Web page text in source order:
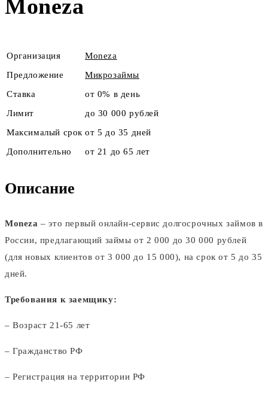
Moneza
Организация
Moneza
Предложение
Микрозаймы
Ставка
от 0% в день
Лимит
до 30 000 рублей
Максималый срок от 5 до 35 дней
Дополнительно
от 21 до 65 лет
Описание
Moneza – это первый онлайн-сервис долгосрочных займов в
России, предлагающий займы от 2 000 до 30 000 рублей
(для новых клиентов от 3 000 до 15 000), на срок от 5 до 35
дней.
Требования к заемщику:
– Возраст 21-65 лет
– Гражданство РФ
– Регистрация на территории РФ